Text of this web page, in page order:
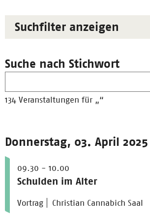
Suche nach Stichwort
134 Veranstaltungen für „“
Donnerstag, 03. April
09.30 - 10.00
Schulden im Alter
Vortrag Christian Cannabich Saal
Suchfilter anzeigen